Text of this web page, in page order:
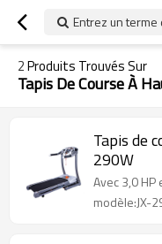
Entrez un
2Produits Trouvés Sur
Tapis De Course À
Tapis de
290W
Avec 3,0 HP
modèle:JX-